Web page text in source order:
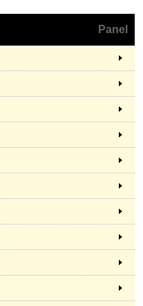
Panel